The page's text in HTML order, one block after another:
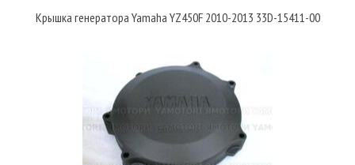
Крышка генератора Yamaha YZ450F 2010-2013 33D-15411-00